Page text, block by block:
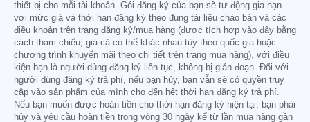
thiết bị cho mỗi tài khoản. Gói đăng ký của bạn sẽ tự động gia hạn
với mức giá và thời hạn đăng ký theo đúng tài liệu chào bán và các
điều khoản trên trang đăng ký/mua hàng (được tích hợp vào đây bằng
cách tham chiếu; giá cả có thể khác nhau tùy theo quốc gia hoặc
chương trình khuyến mãi theo chi tiết trên trang mua hàng), với điều
kiện bạn là người dùng đăng ký liên tục, không bị gián đoạn. Đối với
người dùng đăng ký trả phí, nếu bạn hủy, bạn vẫn sẽ có quyền truy
cập vào sản phẩm của mình cho đến hết thời hạn đăng ký trả phí.
Nếu bạn muốn được hoàn tiền cho thời hạn đăng ký hiện tại, bạn phải
hủy và yêu cầu hoàn tiền trong vòng 30 ngày kể từ lần mua hàng gần